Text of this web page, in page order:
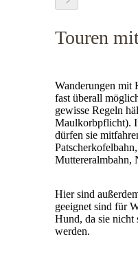
Touren
Wanderungen mit
fast überall
gewisse Regeln
Maulkorbpflicht).
dürfen sie
Muttereralmbahn,
Hier sind
geeignet sind für
Hund, da sie nicht
werden.